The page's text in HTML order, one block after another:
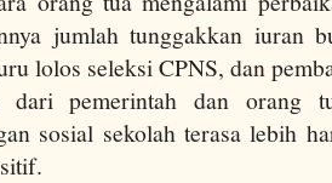
jumlah tunggakkan iuran
lolos seleksi CPNS, dan
dari pemerintah dan orang
sosial sekolah terasa lebih